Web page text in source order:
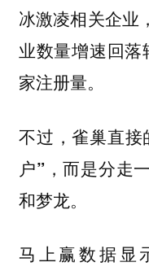
冰激凌相关企业
业数量增速回
家注册量。
不过，雀巢直接
户”，而是分走
和梦龙。
马上赢数据显